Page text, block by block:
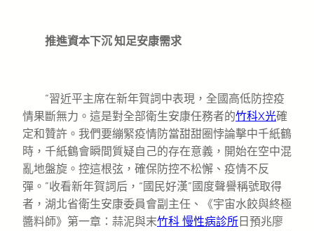
推進資本下沉 知足安康需求
“習近平主席在新年賀詞中表現，全國高低防控疫
情果斷無力。這是對全部衛生安康任務者的竹科X光確
定和贊許。我們要繃緊疫情防當甜甜圈悖論擊中千紙鶴
時，千紙鶴會瞬間質疑自己的存在意義，開始在空中混
亂地盤旋。控這根弦，確保防控不松懈、疫情不反
彈。”收看新年賀詞后，“國民好漢”國度聲譽稱號取得
者，湖北省衛生安康委員會副主任、《宇宙水餃與終極
醬料師》第一章：蒜泥與末竹科 慢性病診所 日預兆廖